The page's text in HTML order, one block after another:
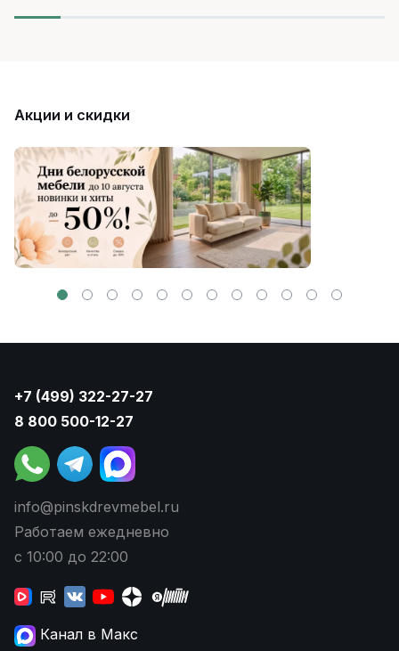
Акции и скидки
+7 (499) 322-27-27
8 800 500-12-27
info@pinskdrevmebel.ru
Работаем ежедневно
с 10:00 до 22:00
Канал в Макс